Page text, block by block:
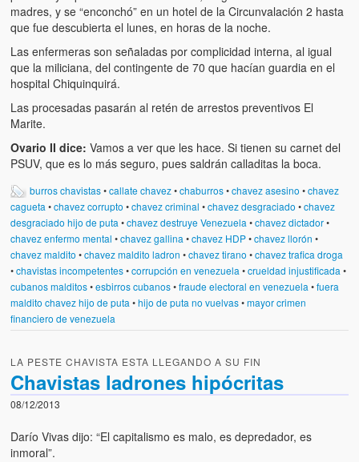
madres, y se “enconchó” en un hotel de la Circunvalación 2 hasta
que fue descubierta el lunes, en horas de la noche.
Las enfermeras son señaladas por complicidad interna, al igual
que la miliciana, del contingente de 70 que hacían guardia en el
hospital Chiquinquirá.
Las procesadas pasarán al retén de arrestos preventivos El
Marite.
Ovario II dice: Vamos a ver que les hace. Si tienen su carnet del
PSUV, que es lo más seguro, pues saldrán calladitas la boca.
burros chavistas•callate chavez•chaburros•chavez asesino •chavez
cagueta •chavez corrupto •chavez criminal •chavez desgraciado •chavez
desgraciado hijo de puta •chavez destruye Venezuela •chavez dictador•
chavez enfermo mental •chavez gallina •chavez HDP•chavez llorón •
chavez maldito •chavez maldito ladron •chavez tirano •chavez trafica droga
•chavistas incompetentes•corrupción en venezuela •crueldad injustificada •
cubanos malditos•esbirros cubanos•fraude electoral en venezuela •fuera
maldito chavez hijo de puta •hijo de puta no vuelvas•mayor crimen
financiero de venezuela
LA PESTE CHAVISTA ESTA LLEGANDO A SU FIN
Chavistas ladrones hipócritas
08/12/2013
Darío Vivas dijo: “El capitalismo es malo, es depredador, es
inmoral”.